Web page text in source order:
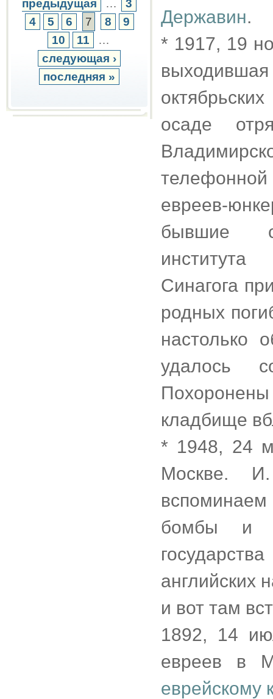
предыдущая …
3
4
5 6 7 8
9
10
11
…
следующая ›
последняя »
Державин.
* 1917, 19
осаде
евреев-
бывшие
института
Синагога
родных
настолько
удалось
кладбище
* 1948, 24
Москве.
бомбы и
английских
и вот там
1892, 14
евреев в
еврейскому